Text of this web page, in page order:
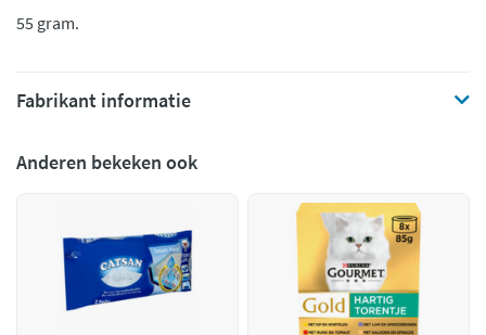
55 gram.
Fabrikant informatie
Anderen bekeken ook